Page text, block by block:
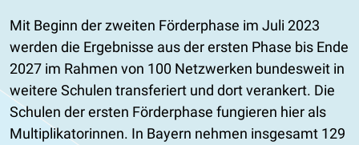
Mit Beginn der zweiten Förderphase im Juli 2023
werden die Ergebnisse aus der ersten Phase bis Ende
2027 im Rahmen von 100 Netzwerken bundesweit in
weitere Schulen transferiert und dort verankert. Die
Schulen der ersten Förderphase fungieren hier als
Multiplikatorinnen. In Bayern nehmen insgesamt 129